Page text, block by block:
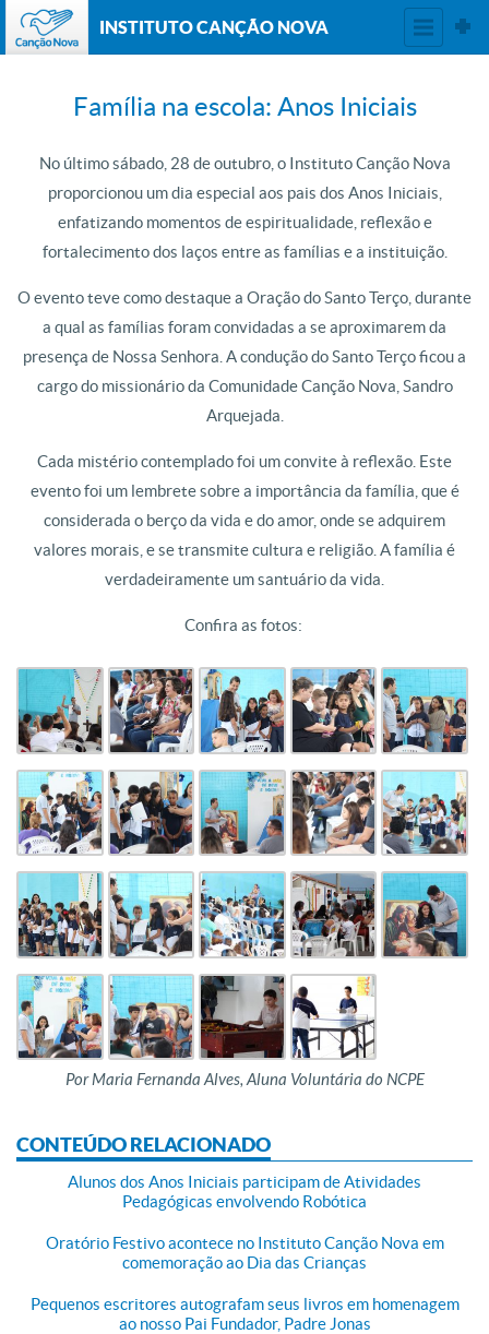
INSTITUTO CANÇÃO NOVA
Família na escola: Anos Iniciais
No último sábado, 28 de outubro, o Instituto Canção Nova
proporcionou um dia especial aos pais dos Anos Iniciais,
enfatizando momentos de espiritualidade, reflexão e
fortalecimento dos laços entre as famílias e a instituição.
O evento teve como destaque a Oração do Santo Terço, durante
a qual as famílias foram convidadas a se aproximarem da
presença de Nossa Senhora. A condução do Santo Terço ficou a
cargo do missionário da Comunidade Canção Nova, Sandro
Arquejada.
Cada mistério contemplado foi um convite à reflexão. Este
evento foi um lembrete sobre a importância da família, que é
considerada o berço da vida e do amor, onde se adquirem
valores morais, e se transmite cultura e religião. A família é
verdadeiramente um santuário da vida.
Confira as fotos:
Por Maria Fernanda Alves, Aluna Voluntária do NCPE
CONTEÚDO RELACIONADO
Alunos dos Anos Iniciais participam de Atividades
Pedagógicas envolvendo Robótica
Oratório Festivo acontece no Instituto Canção Nova em
comemoração ao Dia das Crianças
Pequenos escritores autografam seus livros em homenagem
ao nosso Pai Fundador, Padre Jonas